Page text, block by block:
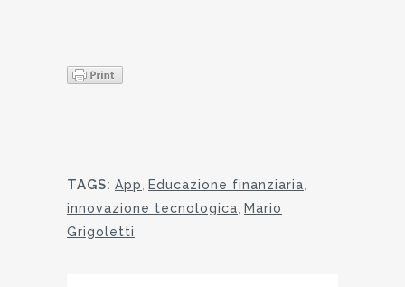
TAGS: App, Educazione finanziaria,
innovazione tecnologica, Mario
Grigoletti